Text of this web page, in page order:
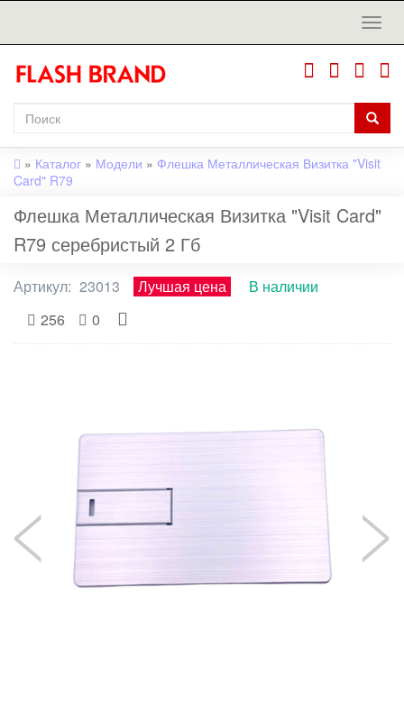
» Каталог » Модели » Флешка Металлическая Визитка "Visit
Card" R79
Флешка Металлическая Визитка "Visit Card"
R79 серебристый 2 Гб
Артикул: 23013 Лучшая цена
В наличии
256
0